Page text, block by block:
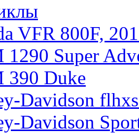
VFR 800F,
Super
390 Duke
Davidson
Davidson